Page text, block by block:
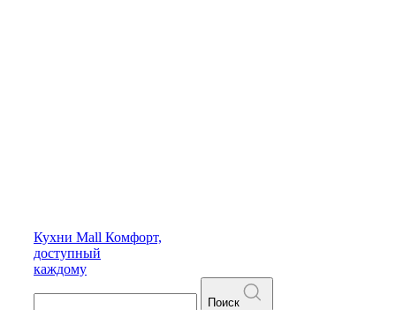
Кухни Mall Комфорт,
доступный
каждому
Поиск